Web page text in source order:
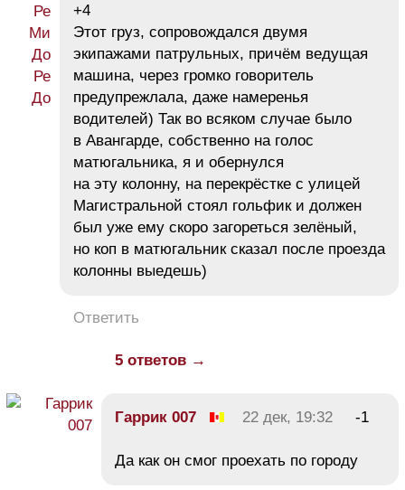
+4
Этот груз, сопровождался двумя
экипажами патрульных, причём ведущая
машина, через громко говоритель
предупрежлала, даже намеренья
водителей) Так во всяком случае было
в Авангарде, собственно на голос
матюгальника, я и обернулся
на эту колонну, на перекрёстке с улицей
Магистральной стоял гольфик и должен
был уже ему скоро загореться зелёный,
но коп в матюгальник сказал после проезда
колонны выедешь)
Ответить
5 ответов →
Гаррик 007 22 дек, 19:32 -1
Да как он смог проехать по городу